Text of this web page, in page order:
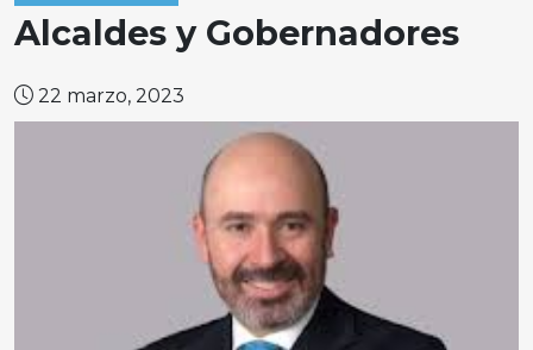
Alcaldes y Gobernadores
22 marzo, 2023